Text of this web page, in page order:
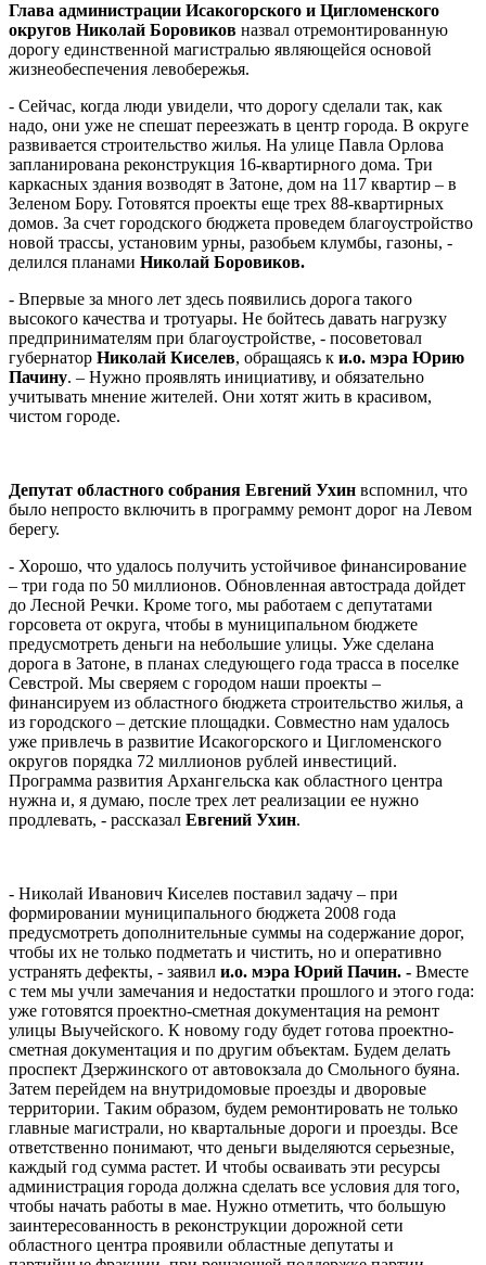
Глава администрации Исакогорского и Цигломенского
округов Николай Боровиков назвал отремонтированную
дорогу единственной магистралью являющейся основой
жизнеобеспечения левобережья.
- Сейчас, когда люди увидели, что дорогу сделали так, как
надо, они уже не спешат переезжать в центр города. В округе
развивается строительство жилья. На улице Павла Орлова
запланирована реконструкция 16-квартирного дома. Три
каркасных здания возводят в Затоне, дом на 117 квартир – в
Зеленом Бору. Готовятся проекты еще трех 88-квартирных
домов. За счет городского бюджета проведем благоустройство
новой трассы, установим урны, разобьем клумбы, газоны, -
делился планами Николай Боровиков.
- Впервые за много лет здесь появились дорога такого
высокого качества и тротуары. Не бойтесь давать нагрузку
предпринимателям при благоустройстве, - посоветовал
губернатор Николай Киселев, обращаясь к и.о. мэра Юрию
Пачину. – Нужно проявлять инициативу, и обязательно
учитывать мнение жителей. Они хотят жить в красивом,
чистом городе.
Депутат областного собрания Евгений Ухин вспомнил, что
было непросто включить в программу ремонт дорог на Левом
берегу.
- Хорошо, что удалось получить устойчивое финансирование
– три года по 50 миллионов. Обновленная автострада дойдет
до Лесной Речки. Кроме того, мы работаем с депутатами
горсовета от округа, чтобы в муниципальном бюджете
предусмотреть деньги на небольшие улицы. Уже сделана
дорога в Затоне, в планах следующего года трасса в поселке
Севстрой. Мы сверяем с городом наши проекты –
финансируем из областного бюджета строительство жилья, а
из городского – детские площадки. Совместно нам удалось
уже привлечь в развитие Исакогорского и Цигломенского
округов порядка 72 миллионов рублей инвестиций.
Программа развития Архангельска как областного центра
нужна и, я думаю, после трех лет реализации ее нужно
продлевать, - рассказал Евгений Ухин.
- Николай Иванович Киселев поставил задачу – при
формировании муниципального бюджета 2008 года
предусмотреть дополнительные суммы на содержание дорог,
чтобы их не только подметать и чистить, но и оперативно
устранять дефекты, - заявил и.о. мэра Юрий Пачин. - Вместе
с тем мы учли замечания и недостатки прошлого и этого года:
уже готовятся проектно-сметная документация на ремонт
улицы Выучейского. К новому году будет готова проектно-
сметная документация и по другим объектам. Будем делать
проспект Дзержинского от автовокзала до Смольного буяна.
Затем перейдем на внутридомовые проезды и дворовые
территории. Таким образом, будем ремонтировать не только
главные магистрали, но квартальные дороги и проезды. Все
ответственно понимают, что деньги выделяются серьезные,
каждый год сумма растет. И чтобы осваивать эти ресурсы
администрация города должна сделать все условия для того,
чтобы начать работы в мае. Нужно отметить, что большую
заинтересованность в реконструкции дорожной сети
областного центра проявили областные депутаты и